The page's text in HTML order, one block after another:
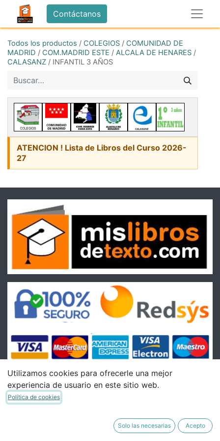
Contáctanos
Todos los productos / COLEGIOS / COMUNIDAD DE
MADRID / COM.MADRID ESTE / ALCALA DE HENARES /
CALASANZ / INFANTIL 3 AÑOS
ATENCION ! Lista de Libros del Curso 2026-
27
Condiciones
Utilizamos cookies para ofrecerle una mejor
experiencia de usuario en este sitio web.
Política de cookies
Solo las necesarias Acepto